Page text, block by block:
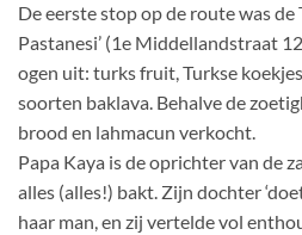
De eerste stop op de route was de
Pastanesi’ (1e Middellandstraat
ogen uit: turks fruit, Turkse
soorten baklava. Behalve de
brood en lahmacun verkocht.
Papa Kaya is de oprichter van de
alles (alles!) bakt. Zijn dochter
haar man, en zij vertelde vol